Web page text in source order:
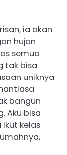
ia akan
hujan
semua
tak bisa
uniknya
bangun
Aku bisa
kelas